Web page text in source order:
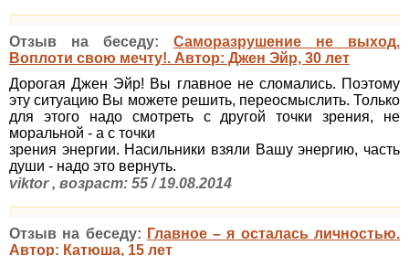
Отзыв на беседу: Саморазрушение не выход.
Воплоти свою мечту!. Автор: Джен Эйр, 30 лет
Дорогая Джен Эйр! Вы главное не сломались. Поэтому
эту ситуацию Вы можете решить, переосмыслить. Только
для этого надо смотреть с другой точки зрения, не
моральной - а с точки
зрения энергии. Насильники взяли Вашу энергию, часть
души - надо это вернуть.
viktor , возраст: 55 / 19.08.2014
Отзыв на беседу: Главное – я осталась личностью.
Автор: Катюша, 15 лет